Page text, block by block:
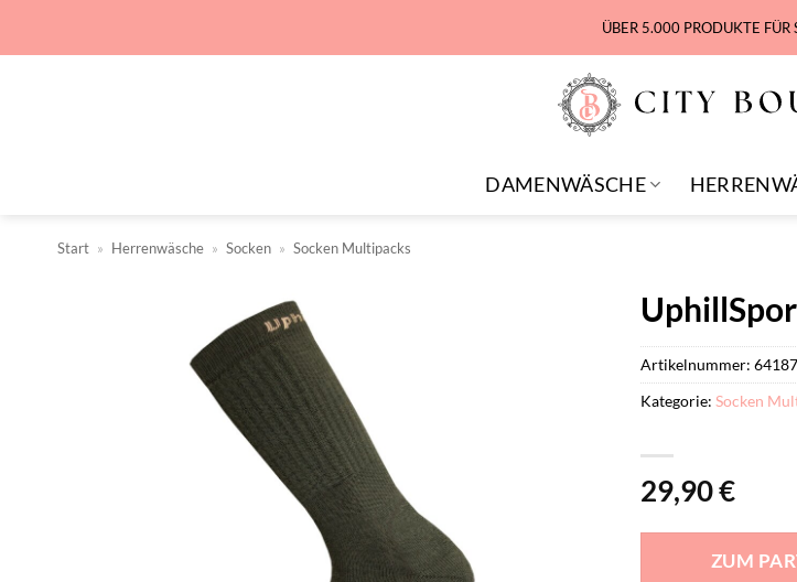
ÜBER 5.000 PRODUKTE FÜR
DAMENWÄSCHE
Start » Herrenwäsche » Socken » Socken Multipacks
29,90€
ZUM
Artikelnummer:
Kategorie:Socken